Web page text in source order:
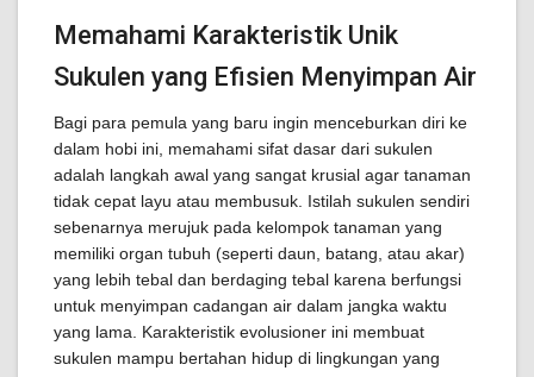
Memahami Karakteristik Unik
Sukulen yang Efisien Menyimpan Air
Bagi para pemula yang baru ingin menceburkan diri ke
dalam hobi ini, memahami sifat dasar dari sukulen
adalah langkah awal yang sangat krusial agar tanaman
tidak cepat layu atau membusuk. Istilah sukulen sendiri
sebenarnya merujuk pada kelompok tanaman yang
memiliki organ tubuh (seperti daun, batang, atau akar)
yang lebih tebal dan berdaging tebal karena berfungsi
untuk menyimpan cadangan air dalam jangka waktu
yang lama. Karakteristik evolusioner ini membuat
sukulen mampu bertahan hidup di lingkungan yang